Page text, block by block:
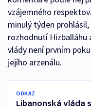
vzájemného
minulý týden
rozhodnutí Hizballáhu
vlády není prvním
jejího arzenálu.
ODKAZ
Libanonská vláda